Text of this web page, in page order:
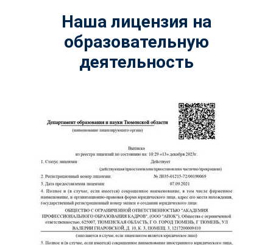
Наша лицензия на
образовательную
деятельность